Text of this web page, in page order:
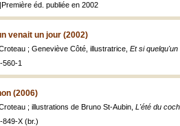
éd. publiée en 2002
venait un jour (2002)
; Geneviève Côté, illustratrice, Et si
560-1
(2006)
; illustrations de Bruno St-Aubin, L'été du
849-X (br.)